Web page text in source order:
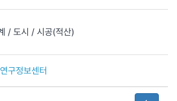
/ 도시 / 시공(적산)
구정보센터